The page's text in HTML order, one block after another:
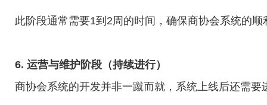
此阶段通常需要1到2周的时间，确保商协会系统的
6. 运营与维护阶段（持续进行）
商协会系统的开发并非一蹴而就，系统上线后还需